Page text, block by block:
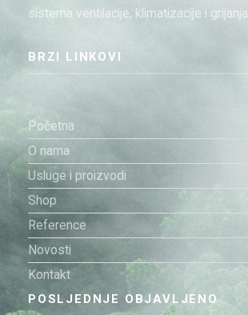
sistema ventilacije, klimatizacije i grijanja.
BRZI LINKOVI
Početna
O nama
Usluge i proizvodi
Shop
Reference
Novosti
Kontakt
POSLJEDNJE OBJAVLJENO